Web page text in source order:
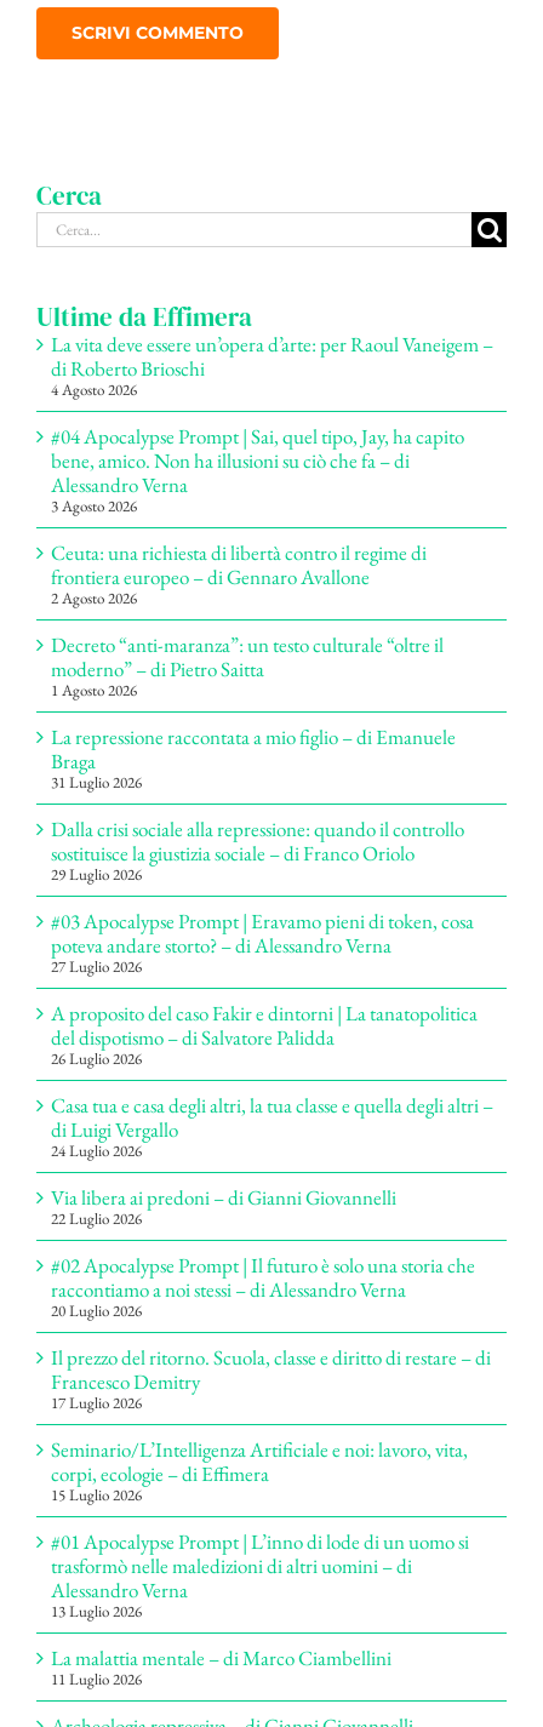
Cerca
Cerca
per:
Ultime da Effimera
La vita deve essere un’opera d’arte: per Raoul Vaneigem –
di Roberto Brioschi
4 Agosto 2026
#04 Apocalypse Prompt | Sai, quel tipo, Jay, ha capito
bene, amico. Non ha illusioni su ciò che fa – di
Alessandro Verna
3 Agosto 2026
Ceuta: una richiesta di libertà contro il regime di
frontiera europeo – di Gennaro Avallone
2 Agosto 2026
Decreto “anti-maranza”: un testo culturale “oltre il
moderno” – di Pietro Saitta
1 Agosto 2026
La repressione raccontata a mio figlio – di Emanuele
Braga
31 Luglio 2026
Dalla crisi sociale alla repressione: quando il controllo
sostituisce la giustizia sociale – di Franco Oriolo
29 Luglio 2026
#03 Apocalypse Prompt | Eravamo pieni di token, cosa
poteva andare storto? – di Alessandro Verna
27 Luglio 2026
A proposito del caso Fakir e dintorni | La tanatopolitica
del dispotismo – di Salvatore Palidda
26 Luglio 2026
Casa tua e casa degli altri, la tua classe e quella degli altri –
di Luigi Vergallo
24 Luglio 2026
Via libera ai predoni – di Gianni Giovannelli
22 Luglio 2026
#02 Apocalypse Prompt | Il futuro è solo una storia che
raccontiamo a noi stessi – di Alessandro Verna
20 Luglio 2026
Il prezzo del ritorno. Scuola, classe e diritto di restare – di
Francesco Demitry
17 Luglio 2026
Seminario/L’Intelligenza Artificiale e noi: lavoro, vita,
corpi, ecologie – di Effimera
15 Luglio 2026
#01 Apocalypse Prompt | L’inno di lode di un uomo si
trasformò nelle maledizioni di altri uomini – di
Alessandro Verna
13 Luglio 2026
La malattia mentale – di Marco Ciambellini
11 Luglio 2026